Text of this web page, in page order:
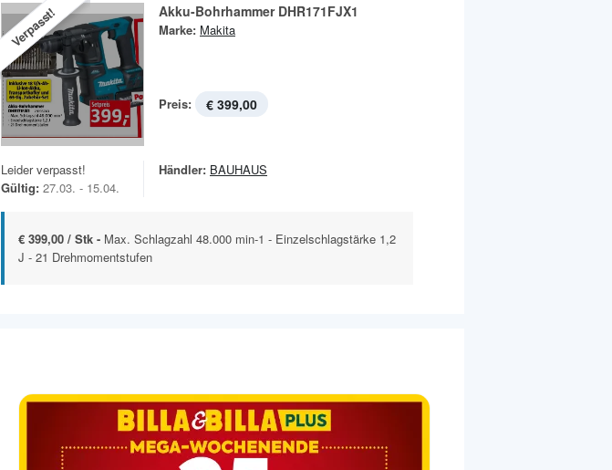
Verpasst! Akku-Bohrhammer DHR171FJX1
Marke: Makita
Preis: € 399,00
Leider verpasst!
Gültig: 27.03. - 15.04.
Händler: BAUHAUS
€ 399,00 / Stk - Max. Schlagzahl 48.000 min-1 - Einzelschlagstärke 1,2
J - 21 Drehmomentstufen